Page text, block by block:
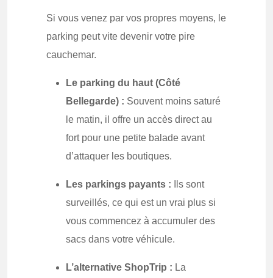
Si vous venez par vos propres moyens, le
parking peut vite devenir votre pire
cauchemar.
Le parking du haut (Côté
Bellegarde) : Souvent moins saturé
le matin, il offre un accès direct au
fort pour une petite balade avant
d’attaquer les boutiques.
Les parkings payants : Ils sont
surveillés, ce qui est un vrai plus si
vous commencez à accumuler des
sacs dans votre véhicule.
L’alternative ShopTrip : La